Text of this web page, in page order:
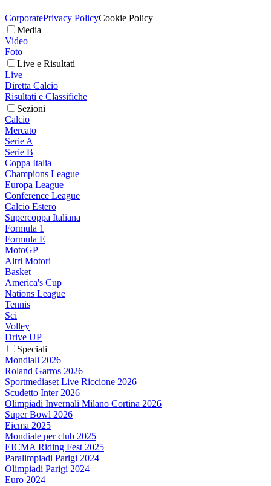
CorporatePrivacy PolicyCookie Policy
Media
Video
Foto
Live e Risultati
Live
Diretta Calcio
Risultati e Classifiche
Sezioni
Calcio
Mercato
Serie A
Serie B
Coppa Italia
Champions League
Europa League
Conference League
Calcio Estero
Supercoppa Italiana
Formula 1
Formula E
MotoGP
Altri Motori
Basket
America's Cup
Nations League
Tennis
Sci
Volley
Drive UP
Speciali
Mondiali 2026
Roland Garros 2026
Sportmediaset Live Riccione 2026
Scudetto Inter 2026
Olimpiadi Invernali Milano Cortina 2026
Super Bowl 2026
Eicma 2025
Mondiale per club 2025
EICMA Riding Fest 2025
Paralimpiadi Parigi 2024
Olimpiadi Parigi 2024
Euro 2024